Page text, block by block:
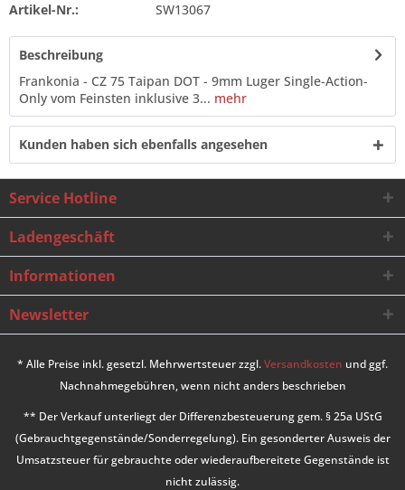
Artikel-Nr.: SW13067
Beschreibung
Frankonia - CZ 75 Taipan DOT - 9mm Luger Single-Action-
Only vom Feinsten inklusive 3... mehr
Kunden haben sich ebenfalls angesehen
Service Hotline
Ladengeschäft
Informationen
Newsletter
* Alle Preise inkl. gesetzl. Mehrwertsteuer zzgl.Versandkosten und ggf.
Nachnahmegebühren, wenn nicht anders beschrieben
** Der Verkauf unterliegt der Differenzbesteuerung gem. § 25a UStG
(Gebrauchtgegenstände/Sonderregelung). Ein gesonderter Ausweis der
Umsatzsteuer für gebrauchte oder wiederaufbereitete Gegenstände ist
nicht zulässig.